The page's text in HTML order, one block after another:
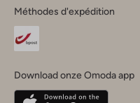
ton
pays
Fermer
Belgique(Français)
Méthodes d'expédition
Download onze Omoda app